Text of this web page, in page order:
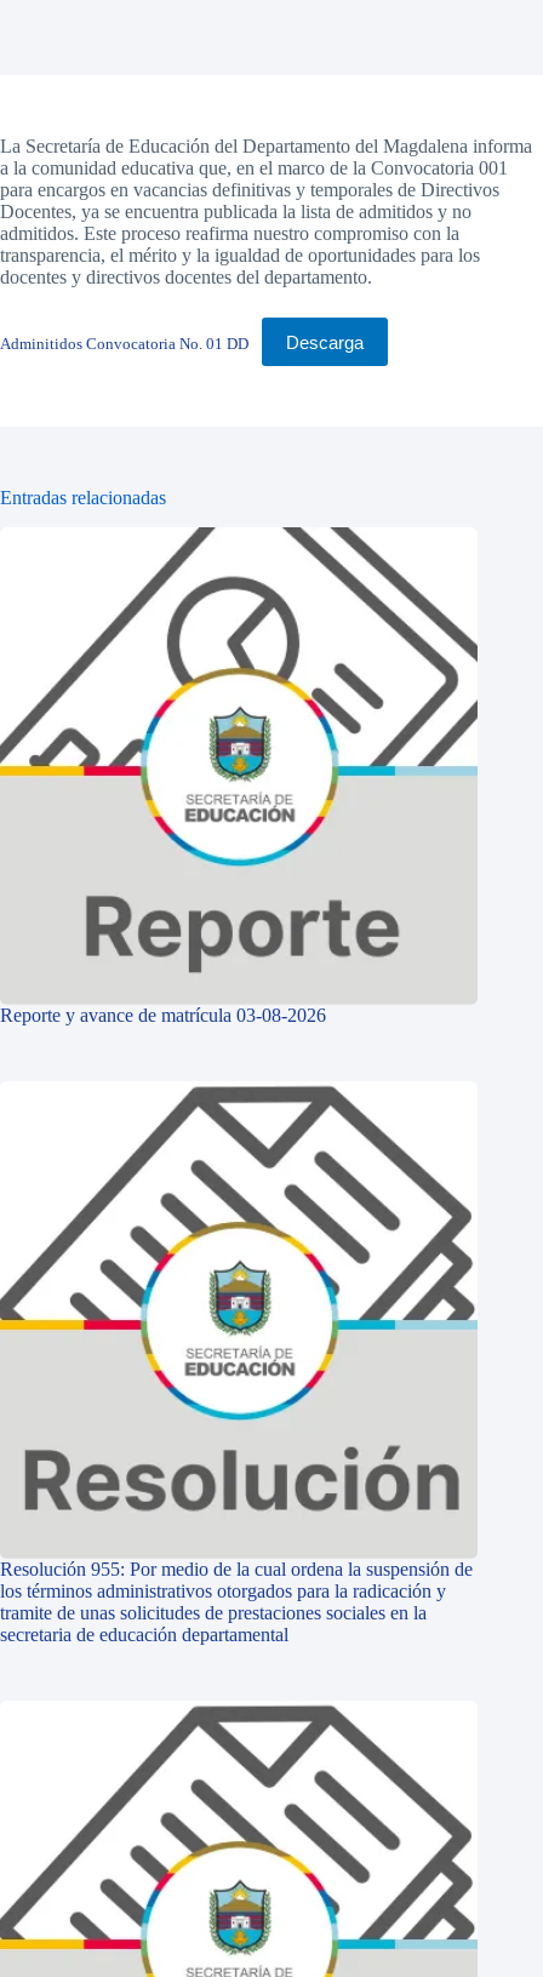
La Secretaría de Educación del Departamento del Magdalena informa
a la comunidad educativa que, en el marco de la Convocatoria 001
para encargos en vacancias definitivas y temporales de Directivos
Docentes, ya se encuentra publicada la lista de admitidos y no
admitidos. Este proceso reafirma nuestro compromiso con la
transparencia, el mérito y la igualdad de oportunidades para los
docentes y directivos docentes del departamento.
Adminitidos Convocatoria No. 01 DD Descarga
Entradas relacionadas
Reporte y avance de matrícula 03-08-2026
Resolución 955: Por medio de la cual ordena la suspensión de
los términos administrativos otorgados para la radicación y
tramite de unas solicitudes de prestaciones sociales en la
secretaria de educación departamental